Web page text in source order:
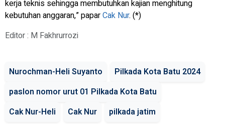
kerja teknis sehingga membutuhkan kajian menghitung
kebutuhan anggaran,” paparCak Nur. (*)
Editor : M Fakhrurrozi
Nurochman-Heli Suyanto
Pilkada Kota Batu 2024
paslon nomor urut 01 Pilkada Kota Batu
Cak Nur-Heli
Cak Nur pilkada jatim